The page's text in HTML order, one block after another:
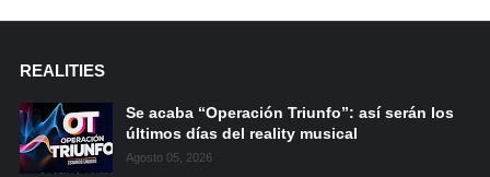
REALITIES
Se acaba “Operación Triunfo”: así serán los
últimos días del reality musical
Agosto 05, 2026